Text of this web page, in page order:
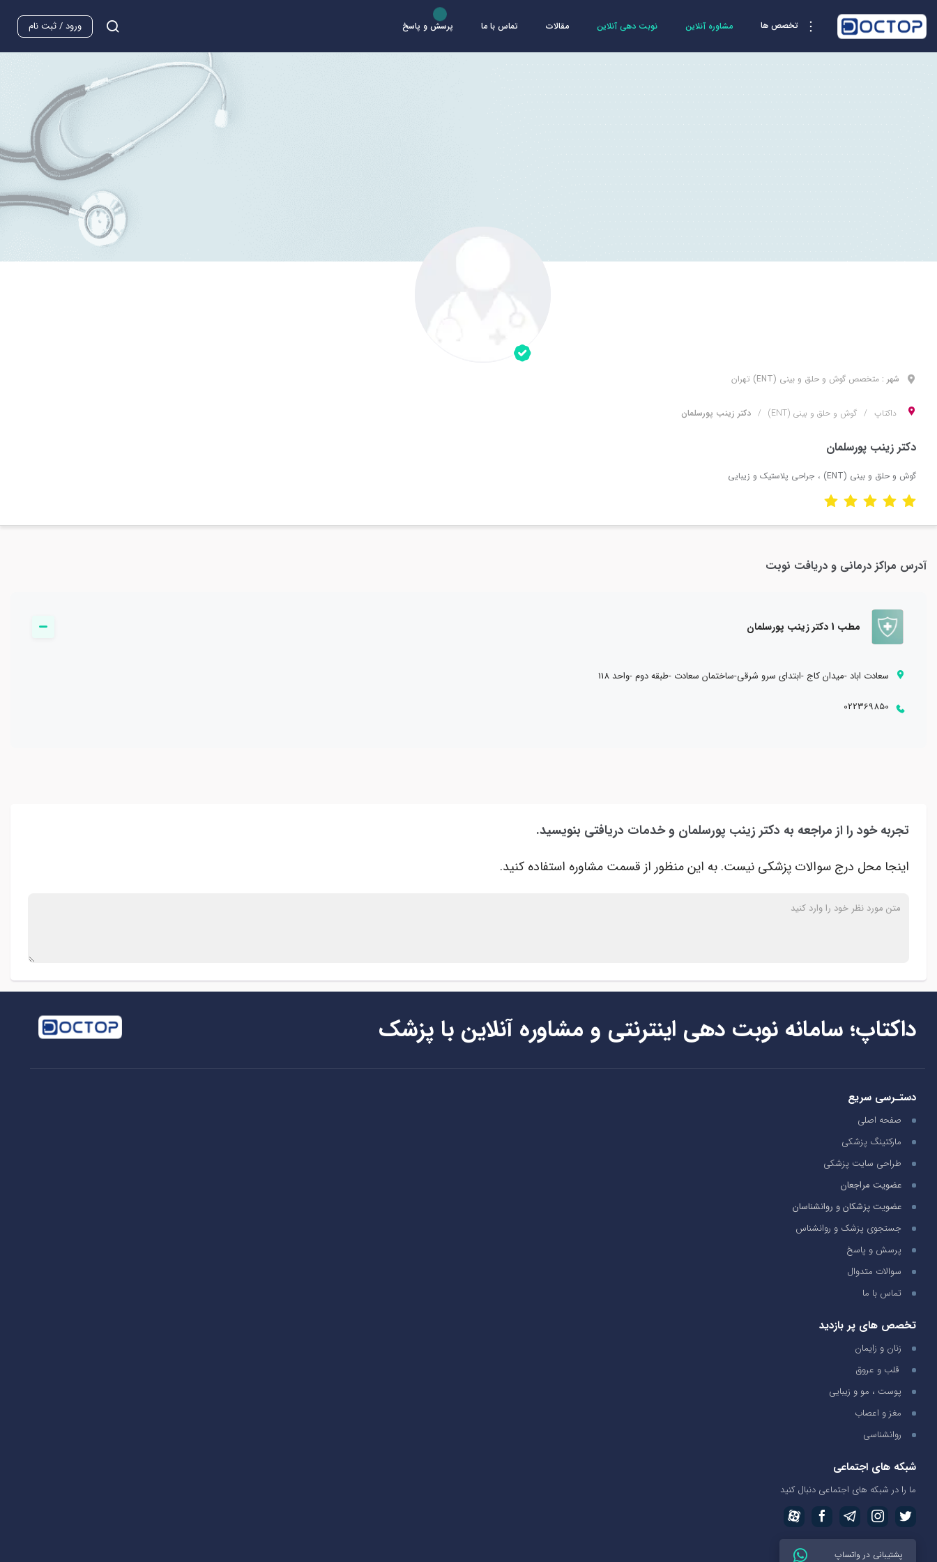
تخصص ها مشاوره آنلاین نوبت دهی آنلاین مقالات تماس با ما پرسش و پاسخ ورود / ثبت نام
شهر : متخصص گوش و حلق و بینی (ENT) تهران
داکتاپ گوش و حلق و بینی (ENT) دکتر زینب پورسلمان
دکتر زینب پورسلمان
گوش و حلق و بینی (ENT) جراحی پلاستیک و زیبایی
آدرس مراکز درمانی و دریافت نوبت
مطب 1 دکتر زينب پورسلمان
سعادت اباد -ميدان كاج -ابتداي سرو شرقي-ساختمان سعادت -طبقه دوم -واحد 118
022369850
تجربه خود را از مراجعه به دکتر زینب پورسلمان و خدمات دریافتی بنویسید.
اینجا محل درج سوالات پزشکی نیست. به این منظور از قسمت مشاوره استفاده کنید.
داکتاپ؛ سامانه نوبت دهی اینترنتی و مشاوره آنلاین با پزشک
دستـرسی سریع
صفحه اصلی
مارکتینگ پزشکی
طراحی سایت پزشکی
عضویت مراجعان
عضویت پزشکان و روانشناسان
جستجوی پزشک و روانشناس
پرسش و پاسخ
سوالات متدوال
تماس با ما
تخصص های پر بازدید
زنان و زایمان
قلب و عروق
پوست ، مو و زیبایی
مغز و اعصاب
روانشناسی
شبکه های اجتماعی
ما را در شبکه های اجتماعی دنبال کنید
پشتیبانی در واتساپ